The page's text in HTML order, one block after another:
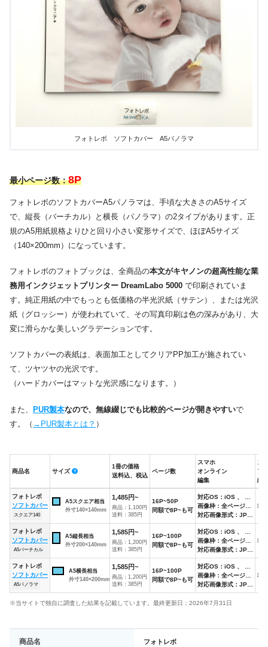
フォトレボ ソフトカバー A5パノラマ
最小ページ数：8P
フォトレボのソフトカバーA5パノラマは、手頃な大きさのA5サイズ
で、縦長（バーチカル）と横長（パノラマ）の2タイプがあります。正
規のA5用紙規格よりひと回り小さい変形サイズで、ほぼA5サイズ
（140×200mm）になっています。
フォトレボのフォトブックは、全商品の本文がキヤノンの超高性能な業
務用インクジェットプリンター DreamLabo 5000 で印刷されていま
す。純正用紙の中でもっとも低価格の半光沢紙（サテン）、または光沢
紙（グロッシー）が使われていて、その写真印刷は色の深みがあり、大
変に滑らかな美しいグラデーションです。
ソフトカバーの表紙は、表面加工としてクリアPP加工が施されてい
て、ツヤツヤの光沢です。
（ハードカバーはマットな光沢感になります。）
また、 PUR製本なので、無線綴じでも比較的ページが開きやすいで
す。（ →PUR製本とは？ ）
商品名 サイズ
1冊の価格
送料込、税込
ページ数
スマホ
オンライン
編集
ス
ア
編
商品名
送料込、税込
スマホ
オンライン
編集
フォトレボ
ソフトカバー
スクエア140
A5スクエア相当
外寸140×140mm
1,485円~
商品：1,100円
送料：385円
16P~50P
同額で8P~も可
画像枠：全ページ固定テンプレート
対応画像形式：JPEG
非
フォトレボ
ソフトカバー
A5バーチカル
A5縦長相当
外寸200×140mm
1,585円~
商品：1,200円
送料：385円
16P~100P
同額で8P~も可
画像枠：全ページ固定テンプレート
対応画像形式：JPEG
非
フォトレボ
ソフトカバー
A5パノラマ
A5横長相当
外寸140×200mm
1,585円~
商品：1,200円
送料：385円
16P~100P
同額で8P~も可
画像枠：全ページ固定テンプレート
対応画像形式：JPEG
非
※当サイトで独自に調査した結果を記載しています。最終更新日：2026年7月31日
商品名 フォトレボ